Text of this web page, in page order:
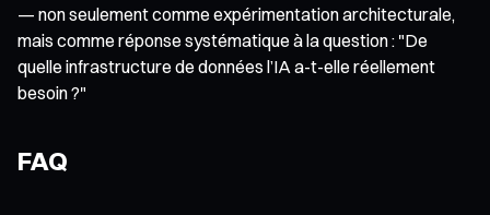
— non seulement comme expérimentation architecturale,
mais comme réponse systématique à la question : "De
quelle infrastructure de données l’IA a-t-elle réellement
besoin ?"
FAQ